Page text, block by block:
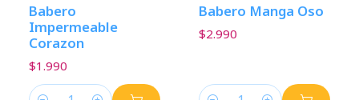
Babero
Impermeable
Corazon
$1.990
Babero Manga Oso
$2.990